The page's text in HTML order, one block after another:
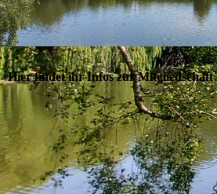
Hier findet ihr Infos zur Mitgliedschaft